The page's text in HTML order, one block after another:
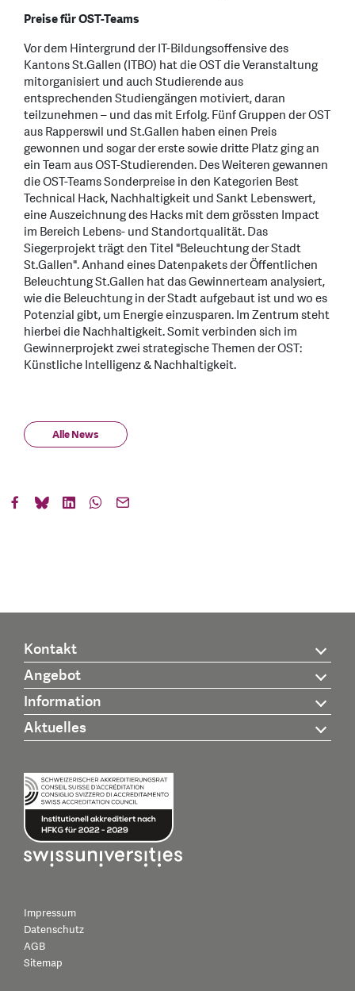
Preise für OST-Teams
Vor dem Hintergrund der IT-Bildungsoffensive des
Kantons St.Gallen (ITBO) hat die OST die Veranstaltung
mitorganisiert und auch Studierende aus
entsprechenden Studiengängen motiviert, daran
teilzunehmen – und das mit Erfolg. Fünf Gruppen der OST
aus Rapperswil und St.Gallen haben einen Preis
gewonnen und sogar der erste sowie dritte Platz ging an
ein Team aus OST-Studierenden. Des Weiteren gewannen
die OST-Teams Sonderpreise in den Kategorien Best
Technical Hack, Nachhaltigkeit und Sankt Lebenswert,
eine Auszeichnung des Hacks mit dem grössten Impact
im Bereich Lebens- und Standortqualität. Das
Siegerprojekt trägt den Titel "Beleuchtung der Stadt
St.Gallen". Anhand eines Datenpakets der Öffentlichen
Beleuchtung St.Gallen hat das Gewinnerteam analysiert,
wie die Beleuchtung in der Stadt aufgebaut ist und wo es
Potenzial gibt, um Energie einzusparen. Im Zentrum steht
hierbei die Nachhaltigkeit. Somit verbinden sich im
Gewinnerprojekt zwei strategische Themen der OST:
Künstliche Intelligenz & Nachhaltigkeit.
Alle News
Kontakt
Angebot
Information
Aktuelles
Impressum
Datenschutz
AGB
Sitemap